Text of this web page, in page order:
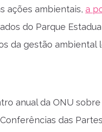
ações ambientais, a
do Parque
da gestão ambiental
anual da ONU
das